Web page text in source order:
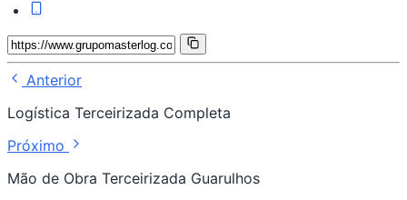
Anterior
Logística Terceirizada Completa
Próximo
Mão de Obra Terceirizada Guarulhos